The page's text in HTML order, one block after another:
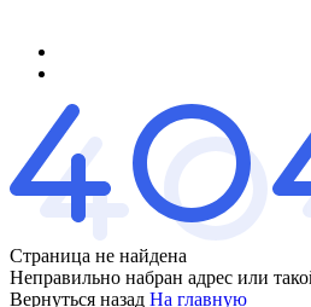
Страница не найдена
Неправильно набран адрес или
Вернуться назад На главную